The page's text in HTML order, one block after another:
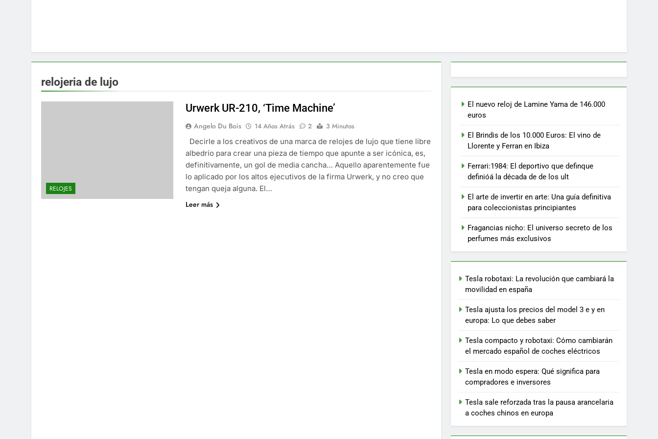
relojeria de lujo
RELOJES
Urwerk UR-210, ‘Time Machine’
Angelo Du Bois 14 Años Atrás 2
3 Minutos
Decirle a los creativos de una marca de relojes de lujo que tiene libre
albedrío para crear una pieza de tiempo que apunte a ser icónica, es,
definitivamente, un gol de media cancha… Aquello aparentemente fue
lo aplicado por los altos ejecutivos de la firma Urwerk, y no creo que
tengan queja alguna. El…
Leer más
El nuevo reloj de Lamine Yama de 146.000
euros
El Brindis de los 10.000 Euros: El vino de
Llorente y Ferran en Ibiza
Ferrari:1984: El deportivo que definque
definióá la década de de los ult
El arte de invertir en arte: Una guía definitiva
para coleccionistas principiantes
Fragancias nicho: El universo secreto de los
perfumes más exclusivos
Tesla robotaxi: La revolución que cambiará la
movilidad en españa
Tesla ajusta los precios del model 3 e y en
europa: Lo que debes saber
Tesla compacto y robotaxi: Cómo cambiarán
el mercado español de coches eléctricos
Tesla en modo espera: Qué significa para
compradores e inversores
Tesla sale reforzada tras la pausa arancelaria
a coches chinos en europa